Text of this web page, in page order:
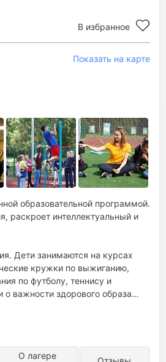
В избранное
Показать на карте
образовательной программой.
раскроет интеллектуальный и
Дети занимаются на курсах
кружки по выжиганию,
по футболу, теннису и
о важности здорового образа
О лагере